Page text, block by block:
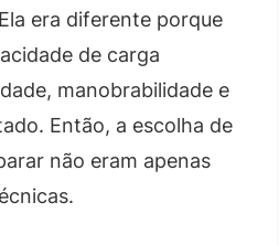
era diferente porque
de carga
manobrabilidade e
Então, a escolha de
não eram apenas